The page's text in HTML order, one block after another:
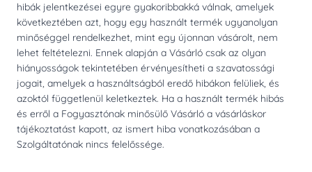
hibák jelentkezései egyre gyakoribbakká válnak, amelyek
következtében azt, hogy egy használt termék ugyanolyan
minőséggel rendelkezhet, mint egy újonnan vásárolt, nem
lehet feltételezni. Ennek alapján a Vásárló csak az olyan
hiányosságok tekintetében érvényesítheti a szavatossági
jogait, amelyek a használtságból eredő hibákon felüliek, és
azoktól függetlenül keletkeztek. Ha a használt termék hibás
és erről a Fogyasztónak minősülő Vásárló a vásárláskor
tájékoztatást kapott, az ismert hiba vonatkozásában a
Szolgáltatónak nincs felelőssége.